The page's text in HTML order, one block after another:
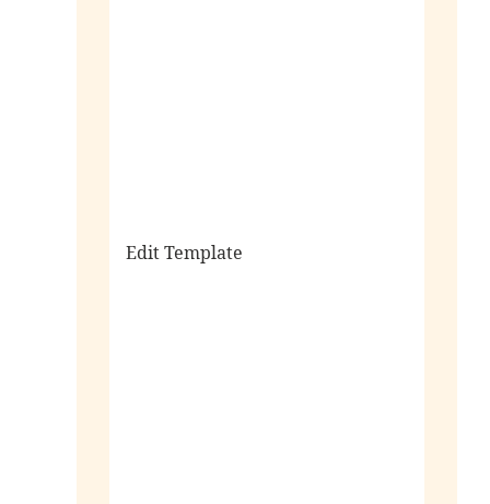
Edit Template